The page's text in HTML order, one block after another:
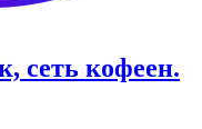
сеть кофеен.